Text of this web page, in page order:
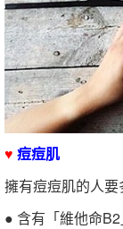
♥ 痘痘肌
擁有痘痘肌的人
● 含有「維他命B2